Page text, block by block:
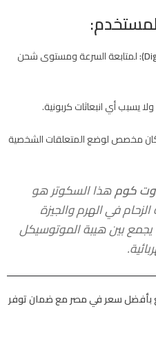
لمتابعة السرعة ومستوى شحن
يسبب أي انبعاثات كربونية.
مخصص لوضع المتعلقات الشخصية
كومهذا السكوتر هو
في الهرم والجيزة
يجمع بين هيبة الموتوسيكل
بأفضل سعر في مصر مع ضمان توفر